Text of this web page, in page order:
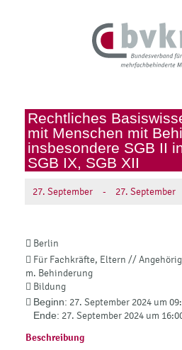
Rechtliches
mit Menschen mit
insbesondere SGB II
SGB IX, SGB XII
27.September - 27.September
Berlin
Für Fachkräfte, Eltern //
m. Behinderung
Bildung
Beginn: 27. September 2024 um
Ende: 27. September 2024 um
Beschreibung